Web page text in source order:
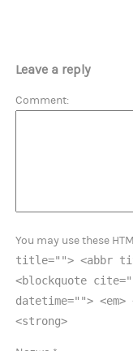
Leave a reply
Comment
You may use these
title=""> <abbr
<blockquote
datetime="">
<strong>